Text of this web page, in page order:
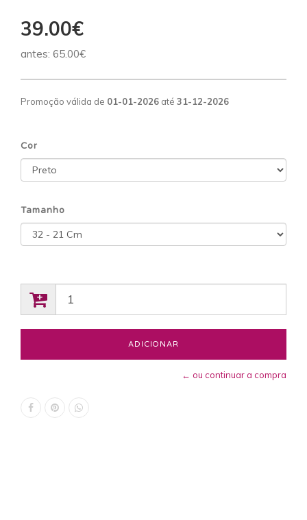
39.00€
antes: 65.00€
Promoção válida de 01-01-2026 até 31-12-2026
Cor
Tamanho
← ou continuar a compra